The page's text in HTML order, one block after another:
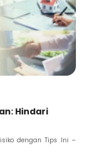
Hindari
dengan Tips Ini –